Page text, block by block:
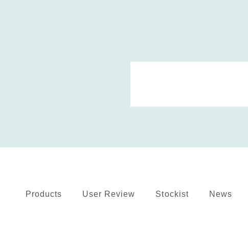
Products User Review Stockist News